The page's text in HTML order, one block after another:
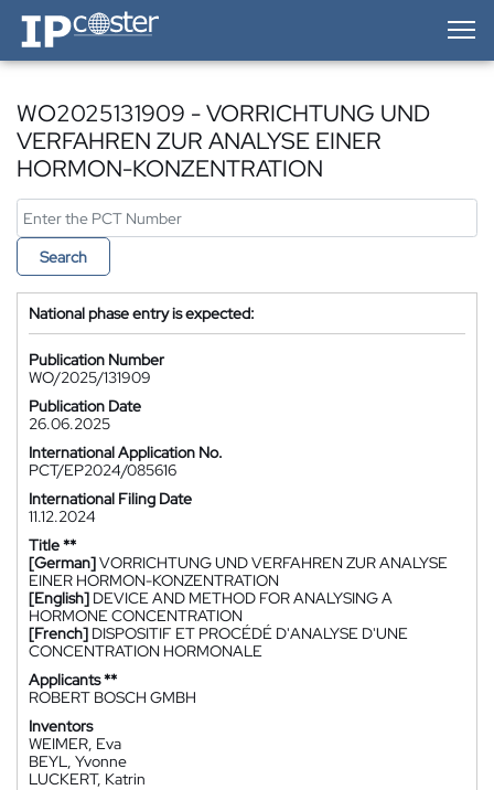
IP-Coster — Home
WO2025131909 - VORRICHTUNG UND
VERFAHREN ZUR ANALYSE EINER
HORMON-KONZENTRATION
Search
National phase entry is expected:
Publication Number
WO/2025/131909
Publication Date
26.06.2025
International Application No.
PCT/EP2024/085616
International Filing Date
11.12.2024
Title **
[German]VORRICHTUNG UND VERFAHREN ZUR ANALYSE
EINER HORMON-KONZENTRATION
[English] DEVICE AND METHOD FOR ANALYSING A
HORMONE CONCENTRATION
[French] DISPOSITIF ET PROCÉDÉ D'ANALYSE D'UNE
CONCENTRATION HORMONALE
Applicants **
ROBERT BOSCH GMBH
Inventors
WEIMER, Eva
BEYL, Yvonne
LUCKERT, Katrin